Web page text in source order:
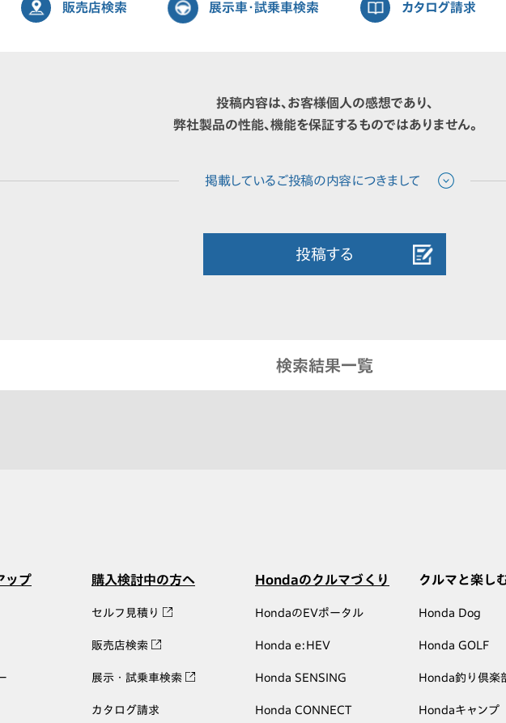
販売店検索 展示車・試乗車検索 カタログ請求
投稿内容は、お客様個人の感想であり、
弊社製品の性能、機能を保証するものではありません。
投稿する
検索結果一覧
ップ 購入検討中の方へ
セルフ見積り
販売店検索
展示・試乗車検索
カタログ請求
Hondaのクルマづくり
HondaのEVポータル
Honda e:HEV
Honda SENSING
Honda CONNECT
クルマと楽し
Honda Dog
Honda GOLF
Honda釣り倶楽
Hondaキャンプ